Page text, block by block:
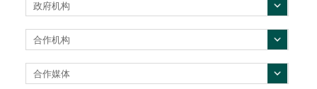
政府机构
合作机构
合作媒体